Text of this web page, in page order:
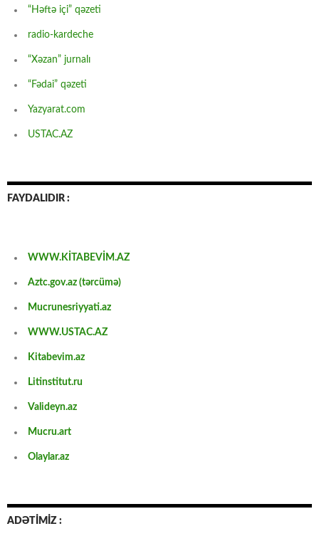
“Həftə içi” qəzeti
radio-kardeche
“Xəzan” jurnalı
“Fədai” qəzeti
Yazyarat.com
USTAC.AZ
FAYDALIDIR :
WWW.KİTABEVİM.AZ
Aztc.gov.az (tərcümə)
Mucrunesriyyati.az
WWW.USTAC.AZ
Kitabevim.az
Litinstitut.ru
Valideyn.az
Mucru.art
Olaylar.az
ADƏTİMİZ :